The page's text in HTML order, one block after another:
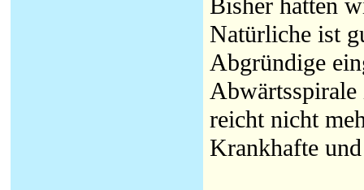
Bisher hatten
Natürliche ist
Abgründige
reicht nicht
Krankhafte